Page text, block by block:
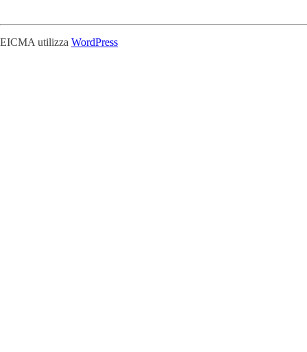
EICMA utilizza WordPress